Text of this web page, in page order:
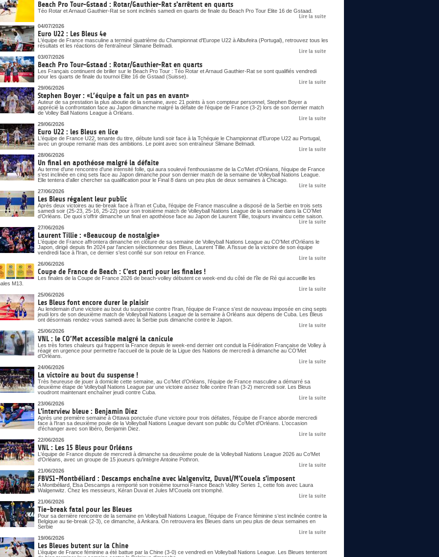
Beach Pro Tour-Gstaad : Rotar/Gauthier-Rat s'arrêtent en quarts
Téo Rotar et Arnaud Gauthier-Rat se sont inclinés samedi en quarts de finale du Beach Pro Tour Elite 16 de Gstaad.
Lire la suite
04/07/2026
Euro U22 : Les Bleus 4e
L'équipe de France masculine a terminé quatrième du Championnat d'Europe U22 à Albufeira (Portugal), retrouvez tous les
résultats et les réactions de l'entraîneur Slimane Belmadi.
Lire la suite
03/07/2026
Beach Pro Tour-Gstaad : Rotar/Gauthier-Rat en quarts
Les Français continuent de briller sur le Beach Pro Tour : Téo Rotar et Arnaud Gauthier-Rat se sont qualifiés vendredi
pour les quarts de finale du tournoi Elite 16 de Gstaad (Suisse).
Lire la suite
29/06/2026
Stephen Boyer : «L’équipe a fait un pas en avant»
Auteur de sa prestation la plus aboutie de la semaine, avec 21 points à son compteur personnel, Stephen Boyer a
apprécié la confrontation face au Japon dimanche malgré la défaite de l’équipe de France (3-2) lors de son dernier match
de Volley Ball Nations League à Orléans.
Lire la suite
29/06/2026
Euro U22 : les Bleus en lice
L'équipe de France U22, tenante du titre, débute lundi soir face à la Tchéquie le Championnat d'Europe U22 au Portugal,
avec un groupe remanié mais des ambitions. Le point avec son entraîneur Slimane Belmadi.
Lire la suite
28/06/2026
Un final en apothéose malgré la défaite
Au terme d'une rencontre d'une intensité folle, qui aura soulevé l'enthousiasme de la Co'Met d'Orléans, l'équipe de France
s'est inclinée en cinq sets face au Japon dimanche pour son dernier match de la semaine de Volleyball Nations League.
Elle tentera d'aller chercher sa qualification pour le Final 8 dans un peu plus de deux semaines à Chicago.
Lire la suite
27/06/2026
Les Bleus régalent leur public
Après deux victoires au tie-break face à l’Iran et Cuba, l’équipe de France masculine a disposé de la Serbie en trois sets
samedi soir (25-23, 25-16, 25-22) pour son troisième match de Volleyball Nations League de la semaine dans la CO’Met
d’Orléans. De quoi s’offrir dimanche un final en apothéose face au Japon de Laurent Tillie, toujours invaincu cette saison.
Lire la suite
27/06/2026
Laurent Tillie : «Beaucoup de nostalgie»
L'équipe de France affrontera dimanche en clôture de sa semaine de Volleyball Nations League au CO'Met d'Orléans le
Japon, dirigé depuis fin 2024 par l'ancien sélectionneur des Bleus, Laurent Tillie. A l'issue de la victoire de son équipe
vendredi face à l'Iran, ce dernier s'est confié sur son retour en France.
Lire la suite
26/06/2026
Coupe de France de Beach : C'est parti pour les finales !
Les finales de la Coupe de France 2026 de beach-volley débutent ce week-end du côté de l'île de Ré qui accueille les
M13.
Lire la suite
25/06/2026
Les Bleus font encore durer le plaisir
Au lendemain d'une victoire au bout du suspense contre l'Iran, l'équipe de France s'est de nouveau imposée en cinq septs
jeudi lors de son deuxième match de Volleyball Nations League de la semaine à Orléans aux dépens de Cuba. Les Bleus
ont désormais rendez-vous samedi avec la Serbie puis dimanche contre le Japon.
Lire la suite
25/06/2026
VNL : le CO’Met accessible malgré la canicule
Les très fortes chaleurs qui frappent la France depuis le week-end dernier ont conduit la Fédération Française de Volley à
réagir en urgence pour permettre l’accueil de la poule de la Ligue des Nations de mercredi à dimanche au CO’Met
d’Orléans.
Lire la suite
24/06/2026
La victoire au bout du suspense !
Très heureuse de jouer à domicile cette semaine, au Co’Met d’Orléans, l’équipe de France masculine a démarré sa
deuxième étape de Volleyball Nations League par une victoire assez folle contre l’Iran (3-2) mercredi soir. Les Bleus
voudront maintenant enchaîner jeudi contre Cuba.
Lire la suite
23/06/2026
L'interview bleue : Benjamin Diez
Après une première semaine à Ottawa ponctuée d'une victoire pour trois défaites, l'équipe de France aborde mercredi
face à l'Iran sa deuxième poule de la Volleyball Nations League devant son public du Co'Met d'Orléans. L'occasion
d'échanger avec son libéro, Benjamin Diez.
Lire la suite
22/06/2026
VNL : Les 15 Bleus pour Orléans
L'équipe de France dispute de mercredi à dimanche sa deuxième poule de la Volleyball Nations League 2026 au Co'Met
d'Orléans, avec un groupe de 15 joueurs qu'intègre Antoine Pothron.
Lire la suite
21/06/2026
FBVS1-Montbéliard : Descamps enchaîne avec Walgenvitz, Duval/M'Couela s'imposent
A Montbéliard, Elsa Descamps a remporté son troisième tournoi France Beach Volley Series 1, cette fois avec Laura
Walgenwitz. Chez les messieurs, Kéran Duval et Jules M'Couela ont triomphé.
Lire la suite
21/06/2026
Tie-break fatal pour les Bleues
Pour sa dernière rencontre de la semaine en Volleyball Nations League, l’équipe de France féminine s’est inclinée contre la
Belgique au tie-break (2-3), ce dimanche, à Ankara. On retrouvera les Bleues dans un peu plus de deux semaines en
Serbie
Lire la suite
19/06/2026
Les Bleues butent sur la Chine
L’équipe de France féminine a été battue par la Chine (3-0) ce vendredi en Volleyball Nations League. Les Bleues tenteront